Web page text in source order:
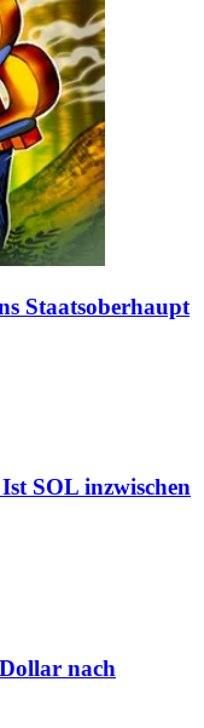
Staatsoberhaupt
SOL inzwischen
nach